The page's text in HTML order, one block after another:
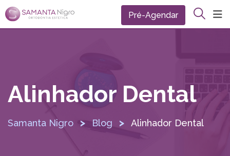
Pré-Agendar
Alinhador Dental
Samanta Nigro > Blog > Alinhador Dental